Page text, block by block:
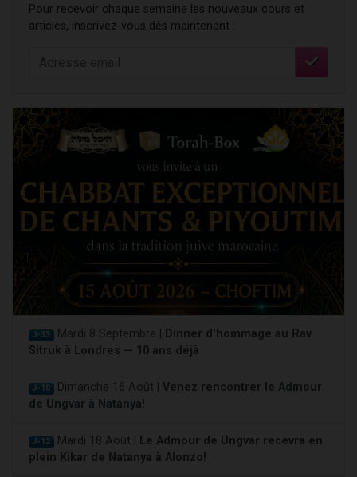
Pour recevoir chaque semaine les nouveaux cours et
articles, inscrivez-vous dès maintenant :
J-33 Mardi 8 Septembre | Dinner d'hommage au Rav
Sitruk à Londres — 10 ans déjà
J-10 Dimanche 16 Août | Venez rencontrer le Admour
de Ungvar à Natanya!
J-12 Mardi 18 Août | Le Admour de Ungvar recevra en
plein Kikar de Natanya à Alonzo!